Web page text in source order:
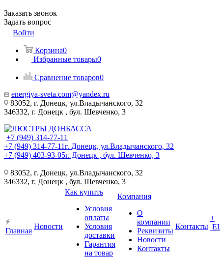
Заказать звонок
Задать вопрос
Войти
Корзина0
Избранные товары0
Сравнение товаров0
energiya-sveta.com@yandex.ru
83052, г. Донецк, ул.Владычанского, 32
346332, г. Донецк , бул. Шевченко, 3
+7 (949) 314-77-11
+7 (949) 314-77-11г. Донецк, ул.Владычанского, 32
+7 (949) 403-93-05г. Донецк , бул. Шевченко, 3
83052, г. Донецк, ул.Владычанского, 32
346332, г. Донецк , бул. Шевченко, 3
Главная
Новости
Как купить
Условия
оплаты
Условия
доставки
Гарантия
на товар
Компания
О
компании
Реквизиты
Новости
Контакты
Контакты
+